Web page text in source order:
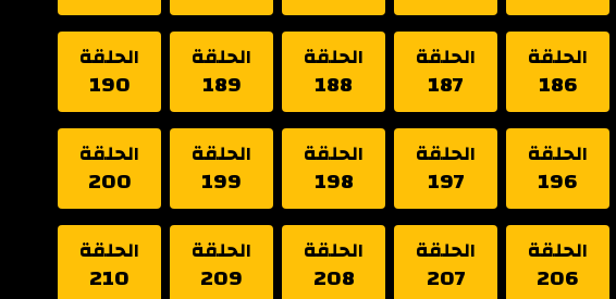
الحلقة
186
الحلقة
187
الحلقة
188
الحلقة
189
الحلقة
190
الحلقة
196
الحلقة
197
الحلقة
198
الحلقة
199
الحلقة
200
الحلقة
206
الحلقة
207
الحلقة
208
الحلقة
209
الحلقة
210